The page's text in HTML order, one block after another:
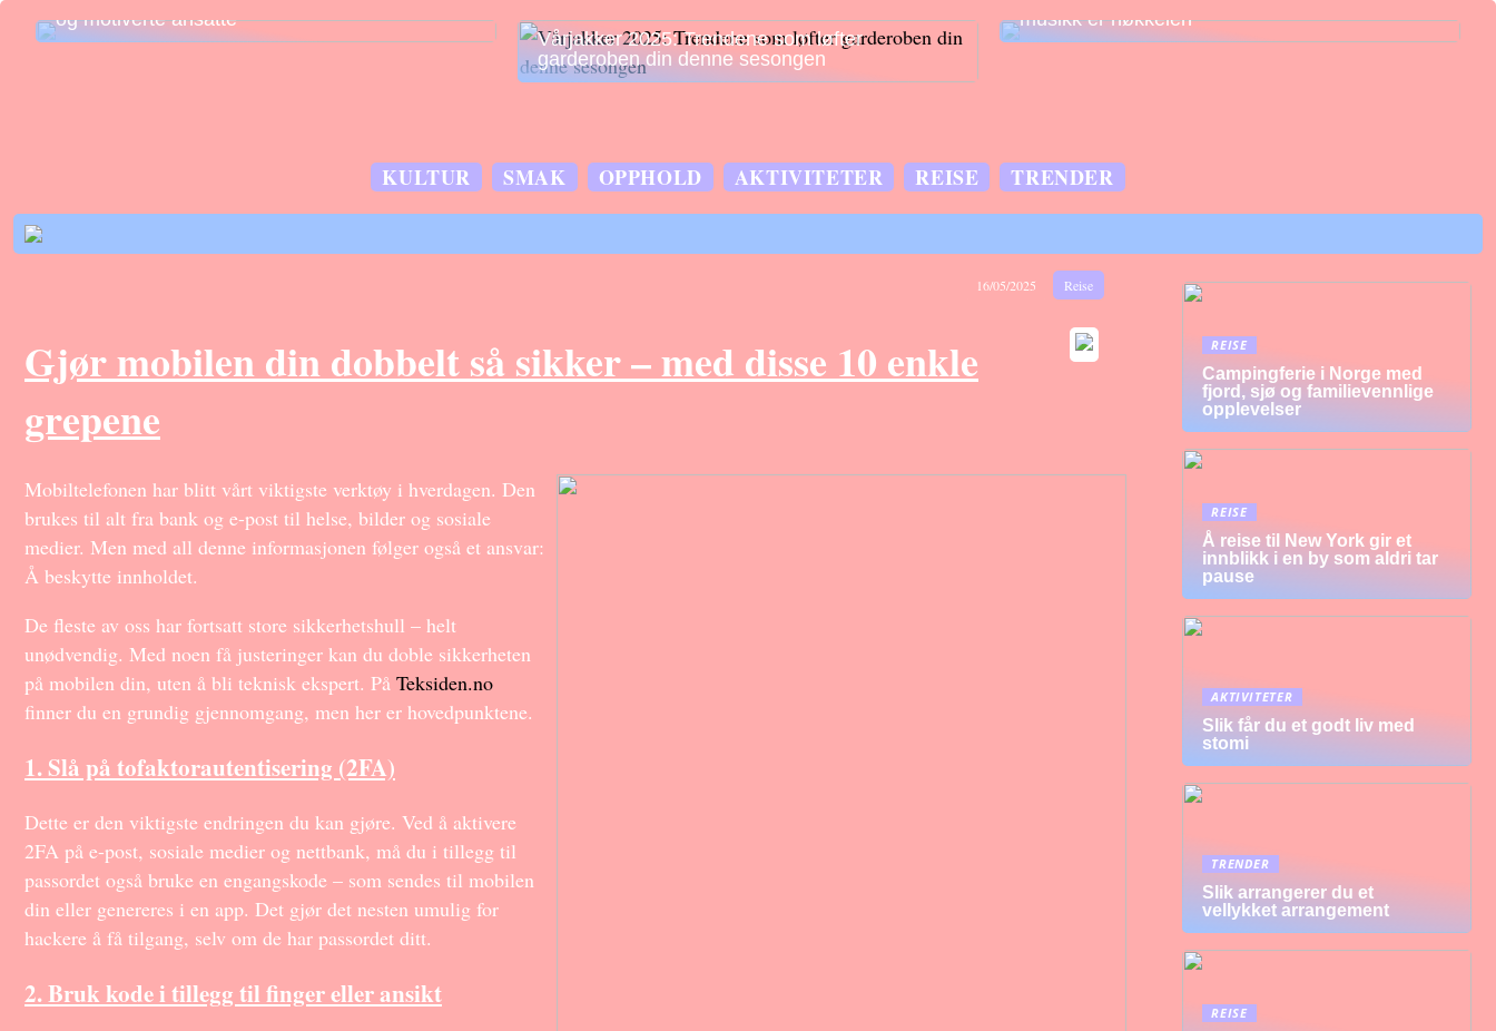
og motiverte ansatte
Vårjakker 2025: Trendene som løfter
garderoben din denne sesongen
musikk er nøkkelen
KULTUR SMAK OPPHOLD AKTIVITETER REISE TRENDER
16/05/2025 Reise
Gjør mobilen din dobbelt så sikker – med disse 10 enkle
grepene
Mobiltelefonen har blitt vårt viktigste verktøy i hverdagen. Den
brukes til alt fra bank og e-post til helse, bilder og sosiale
medier. Men med all denne informasjonen følger også et ansvar:
Å beskytte innholdet.
De fleste av oss har fortsatt store sikkerhetshull – helt
unødvendig. Med noen få justeringer kan du doble sikkerheten
på mobilen din, uten å bli teknisk ekspert. På Teksiden.no
finner du en grundig gjennomgang, men her er hovedpunktene.
1. Slå på tofaktorautentisering (2FA)
Dette er den viktigste endringen du kan gjøre. Ved å aktivere
2FA på e-post, sosiale medier og nettbank, må du i tillegg til
passordet også bruke en engangskode – som sendes til mobilen
din eller genereres i en app. Det gjør det nesten umulig for
hackere å få tilgang, selv om de har passordet ditt.
2. Bruk kode i tillegg til finger eller ansikt
REISE
Campingferie i Norge med
fjord, sjø og familievennlige
opplevelser
REISE
Å reise til New York gir et
innblikk i en by som aldri tar
pause
AKTIVITETER
Slik får du et godt liv med
stomi
TRENDER
Slik arrangerer du et
vellykket arrangement
REISE